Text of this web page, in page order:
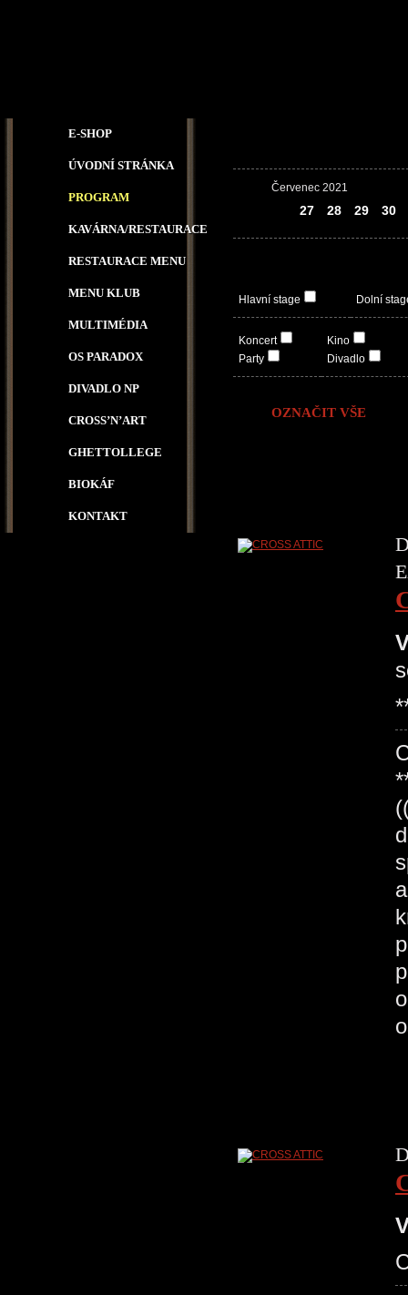
E-SHOP
ÚVODNÍ STRÁNKA
PROGRAM
KAVÁRNA/RESTAURACE
RESTAURACE MENU
MENU KLUB
MULTIMÉDIA
OS PARADOX
DIVADLO NP
CROSS’N’ART
GHETTOLLEGE
BIOKÁF
KONTAKT
Červenec 2021
27 28 29 30
Hlavní stage Dolní
Koncert
Party
Kino
Divadlo
OZNAČIT VŠE